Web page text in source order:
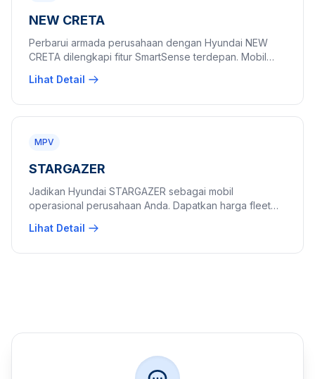
NEW CRETA
Perbarui armada perusahaan dengan Hyundai NEW
CRETA dilengkapi fitur SmartSense terdepan. Mobil
Lihat Detail
MPV
STARGAZER
Jadikan Hyundai STARGAZER sebagai mobil
operasional perusahaan Anda. Dapatkan harga fleet
borongan (fleet) B2B terbaik hari ini.
Lihat Detail